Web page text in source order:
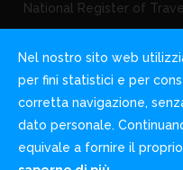
National Register of
Home Chi siamo
Privacy e
English
Nel nostro sito web
per fini statistici e per
corretta navigazione,
dato personale.
equivale a fornire il